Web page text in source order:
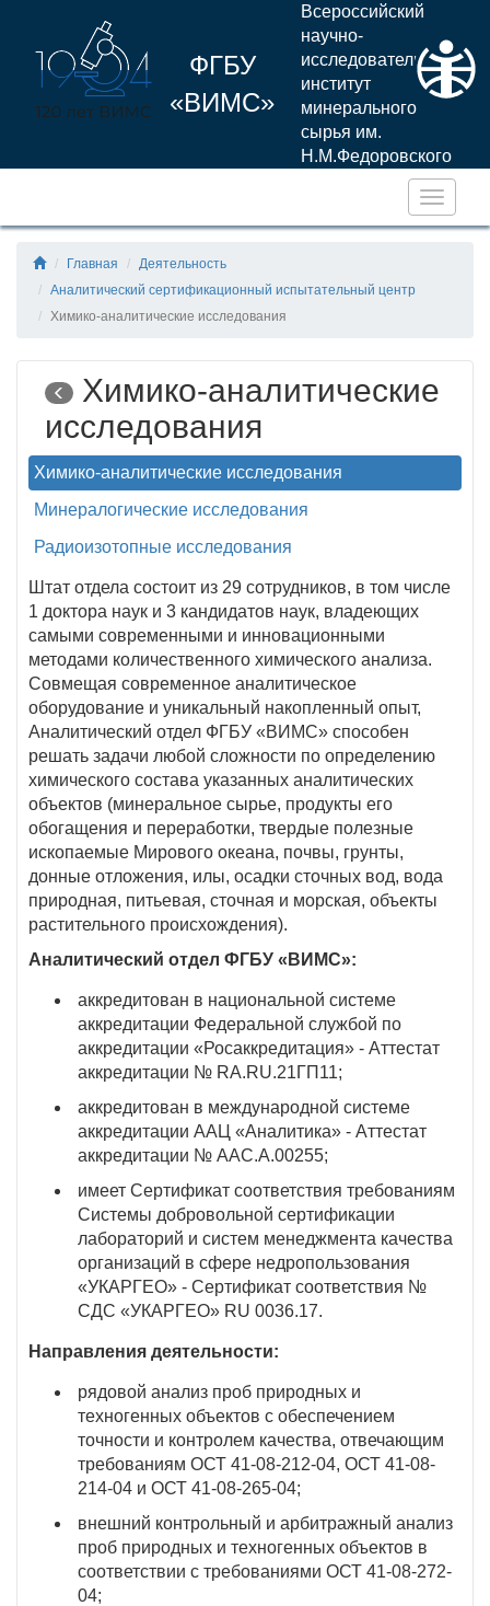
ФГБУ
«ВИМС»
Всероссийский
научно-
исследовательский
институт
минерального
сырья им.
Н.М.Федоровского
Главная
Деятельность
Аналитический сертификационный испытательный центр
Химико-аналитические исследования
Химико-аналитические
исследования
Химико-аналитические исследования
Минералогические исследования
Радиоизотопные исследования
Штат отдела состоит из 29 сотрудников, в том числе
1 доктора наук и 3 кандидатов наук, владеющих
самыми современными и инновационными
методами количественного химического анализа.
Совмещая современное аналитическое
оборудование и уникальный накопленный опыт,
Аналитический отдел ФГБУ «ВИМС» способен
решать задачи любой сложности по определению
химического состава указанных аналитических
объектов (минеральное сырье, продукты его
обогащения и переработки, твердые полезные
ископаемые Мирового океана, почвы, грунты,
донные отложения, илы, осадки сточных вод, вода
природная, питьевая, сточная и морская, объекты
растительного происхождения).
Аналитический отдел ФГБУ «ВИМС»:
аккредитован в национальной системе
аккредитации Федеральной службой по
аккредитации «Росаккредитация» - Аттестат
аккредитации № RA.RU.21ГП11;
аккредитован в международной системе
аккредитации ААЦ «Аналитика» - Аттестат
аккредитации № ААС.А.00255;
имеет Сертификат соответствия требованиям
Системы добровольной сертификации
лабораторий и систем менеджмента качества
организаций в сфере недропользования
«УКАРГЕО» - Сертификат соответствия №
СДС «УКАРГЕО» RU 0036.17.
Направления деятельности:
рядовой анализ проб природных и
техногенных объектов с обеспечением
точности и контролем качества, отвечающим
требованиям ОСТ 41-08-212-04, ОСТ 41-08-
214-04 и ОСТ 41-08-265-04;
внешний контрольный и арбитражный анализ
проб природных и техногенных объектов в
соответствии с требованиями ОСТ 41-08-272-
04;